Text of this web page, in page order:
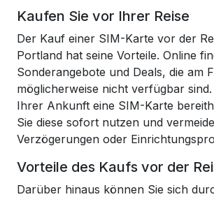
Kaufen Sie vor Ihrer Reise
Der Kauf einer SIM-Karte vor der
Portland hat seine Vorteile. Online
Sonderangebote und Deals, die am
möglicherweise nicht verfügbar
Ihrer Ankunft eine SIM-Karte
Sie diese sofort nutzen und
Verzögerungen oder
Vorteile des Kaufs vor der
Darüber hinaus können Sie sich